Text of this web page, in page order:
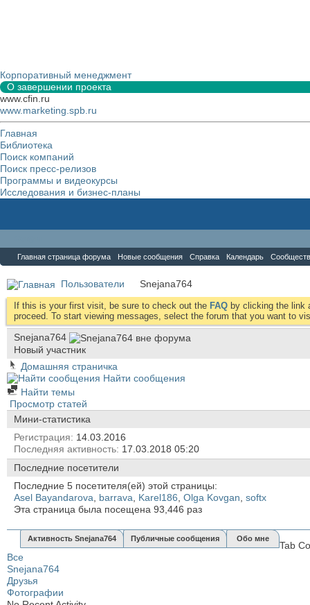
Корпоративный менеджмент
О завершении проекта
www.cfin.ru
www.marketing.spb.ru
Главная
Библиотека
Поиск компаний
Поиск пресс-релизов
Программы и видеокурсы
Исследования и бизнес-планы
Главная страница форума Новые сообщения Справка Календарь
Пользователи Snejana764
If this is your first visit, be sure to check out the FAQ by clicking the link
proceed. To start viewing messages, select the forum that you want to
Snejana764
Новый участник
Домашняя страничка
Найти сообщения
Найти темы
Просмотр статей
Мини-статистика
Регистрация
14.03.2016
Последняя активность 17.03.2018 05:20
Последние посетители
Последние 5 посетителя(ей) этой страницы:
Asel Bayandarova
barrava Karel186 Olga Kovgan softx
Эта страница была посещена 93,446 раз
Активность Snejana764 Публичные сообщения Обо мне
Tab
Все
Snejana764
Друзья
Фотографии